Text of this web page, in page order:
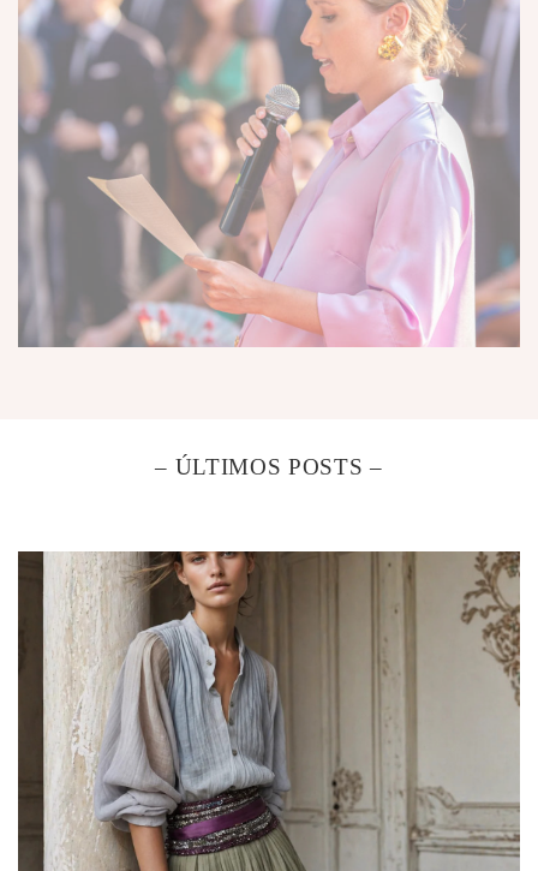
– ÚLTIMOS POSTS –